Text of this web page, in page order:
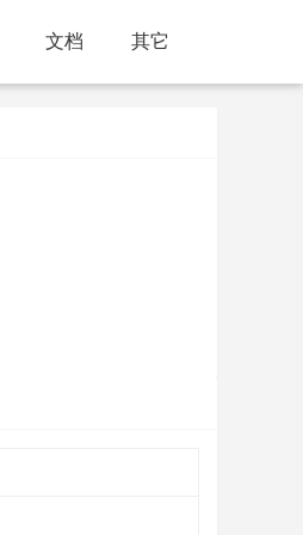
文档 其它